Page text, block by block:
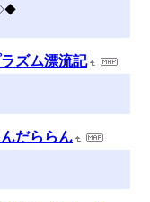
ズム漂流記
だららん